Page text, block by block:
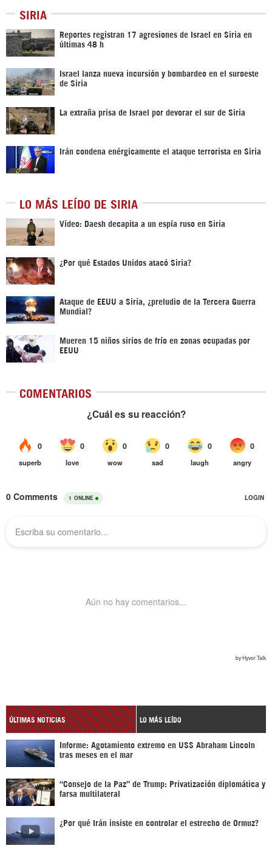
SIRIA
Reportes registran 17 agresiones de Israel en Siria en
últimas 48 h
Israel lanza nueva incursión y bombardeo en el suroeste
de Siria
La extraña prisa de Israel por devorar el sur de Siria
Irán condena enérgicamente el ataque terrorista en Siria
LO MÁS LEÍDO DE SIRIA
Vídeo: Daesh decapita a un espía ruso en Siria
¿Por qué Estados Unidos atacó Siria?
Ataque de EEUU a Siria, ¿preludio de la Tercera Guerra
Mundial?
Mueren 15 niños sirios de frío en zonas ocupadas por
EEUU
COMENTARIOS
ÚLTIMAS NOTICIAS LO MÁS LEÍDO
Informe: Agotamiento extremo en USS Abraham Lincoln
tras meses en el mar
“Consejo de la Paz” de Trump: Privatización diplomática y
farsa multilateral
¿Por qué Irán insiste en controlar el estrecho de Ormuz?